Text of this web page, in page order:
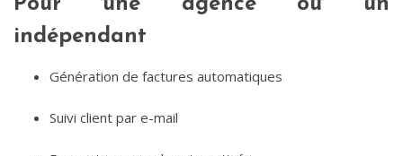
Pour une agence ou un
indépendant
Génération de factures automatiques
Suivi client par e-mail